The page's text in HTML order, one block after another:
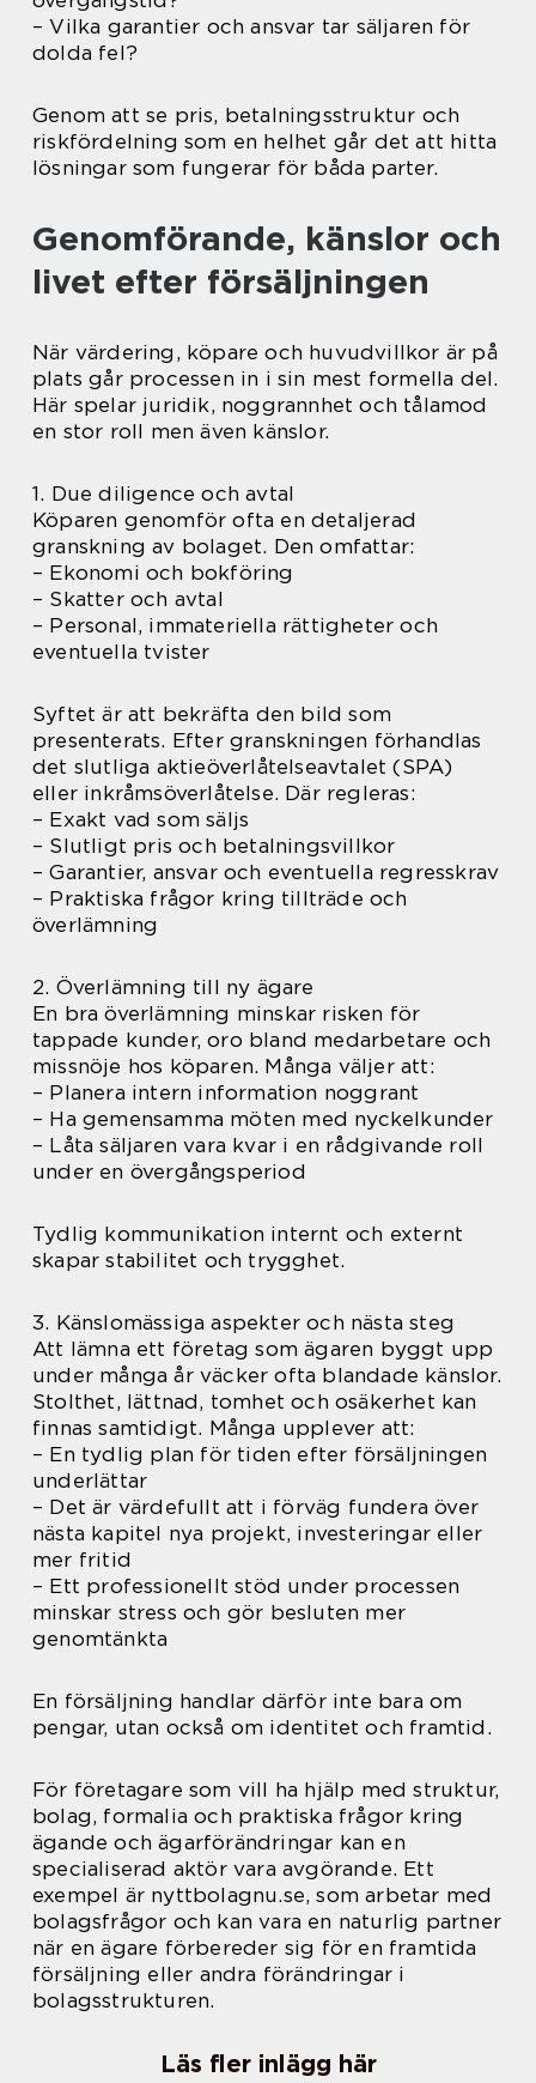
– Vilka garantier och ansvar tar säljaren för
dolda fel?
Genom att se pris, betalningsstruktur och
riskfördelning som en helhet går det att hitta
lösningar som fungerar för båda parter.
Genomförande, känslor och
livet efter försäljningen
När värdering, köpare och huvudvillkor är på
plats går processen in i sin mest formella del.
Här spelar juridik, noggrannhet och tålamod
en stor roll men även känslor.
1. Due diligence och avtal
Köparen genomför ofta en detaljerad
granskning av bolaget. Den omfattar:
– Ekonomi och bokföring
– Skatter och avtal
– Personal, immateriella rättigheter och
eventuella tvister
Syftet är att bekräfta den bild som
presenterats. Efter granskningen förhandlas
det slutliga aktieöverlåtelseavtalet (SPA)
eller inkråmsöverlåtelse. Där regleras:
– Exakt vad som säljs
– Slutligt pris och betalningsvillkor
– Garantier, ansvar och eventuella regresskrav
– Praktiska frågor kring tillträde och
överlämning
2. Överlämning till ny ägare
En bra överlämning minskar risken för
tappade kunder, oro bland medarbetare och
missnöje hos köparen. Många väljer att:
– Planera intern information noggrant
– Ha gemensamma möten med nyckelkunder
– Låta säljaren vara kvar i en rådgivande roll
under en övergångsperiod
Tydlig kommunikation internt och externt
skapar stabilitet och trygghet.
3. Känslomässiga aspekter och nästa steg
Att lämna ett företag som ägaren byggt upp
under många år väcker ofta blandade känslor.
Stolthet, lättnad, tomhet och osäkerhet kan
finnas samtidigt. Många upplever att:
– En tydlig plan för tiden efter försäljningen
underlättar
– Det är värdefullt att i förväg fundera över
nästa kapitel nya projekt, investeringar eller
mer fritid
– Ett professionellt stöd under processen
minskar stress och gör besluten mer
genomtänkta
En försäljning handlar därför inte bara om
pengar, utan också om identitet och framtid.
För företagare som vill ha hjälp med struktur,
bolag, formalia och praktiska frågor kring
ägande och ägarförändringar kan en
specialiserad aktör vara avgörande. Ett
exempel är nyttbolagnu.se, som arbetar med
bolagsfrågor och kan vara en naturlig partner
när en ägare förbereder sig för en framtida
försäljning eller andra förändringar i
bolagsstrukturen.
Läs fler inlägg här